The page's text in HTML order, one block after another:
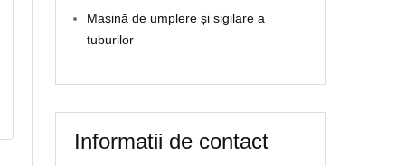
Mașină de umplere și sigilare a
tuburilor
Informatii de contact